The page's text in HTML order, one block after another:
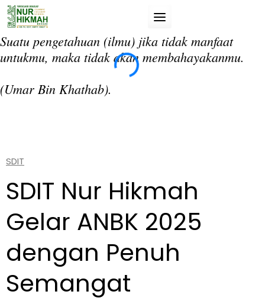
Skip
Suatu pengetahuan (ilmu) jika tidak manfaat
untukmu, maka tidak akan membahayakanmu.
(Umar Bin Khathab).
SDIT
SDIT Nur Hikmah
Gelar ANBK 2025
dengan Penuh
Semangat